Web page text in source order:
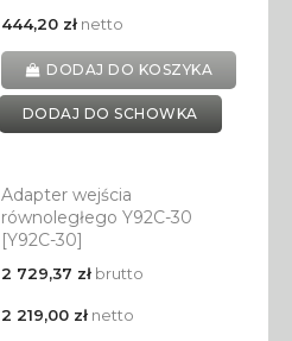
444,20 złnetto
DODAJ DO KOSZYKA
DODAJ DO SCHOWKA
Adapter wejścia
równoległego Y92C-30
[Y92C-30]
2 729,37 złbrutto
2 219,00 złnetto